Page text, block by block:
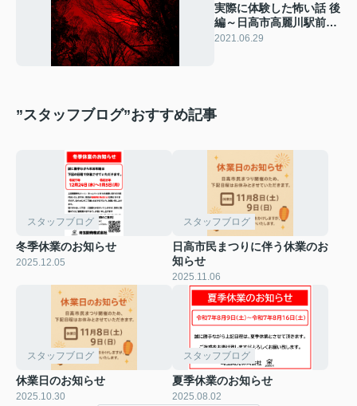
実際に体験した怖い話 後
編～日高市高麗川駅前ス
タッフブログ～
2021.06.29
”スタッフブログ”おすすめ記事
スタッフブログ
冬季休業のお知らせ
2025.12.05
スタッフブログ
日高市民まつりに伴う休業のお
知らせ
2025.11.06
スタッフブログ
休業日のお知らせ
2025.10.30
スタッフブログ
夏季休業のお知らせ
2025.08.02